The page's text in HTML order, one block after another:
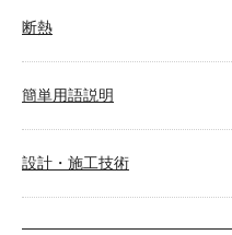
断熱
簡単用語説明
設計・施工技術